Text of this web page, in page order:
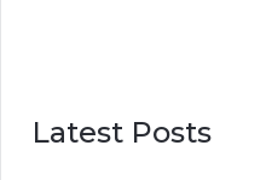
Latest Posts